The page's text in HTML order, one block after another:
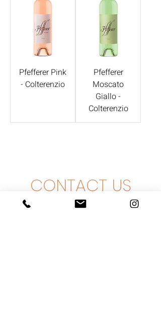
Pfefferer Pink
- Colterenzio
Pfefferer
Moscato
Giallo -
Colterenzio
CONTACT US